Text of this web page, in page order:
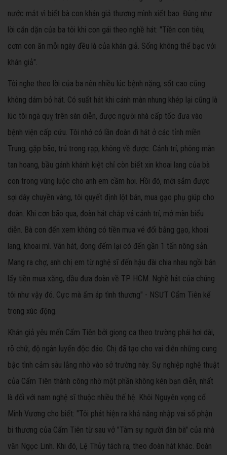
nước mắt vì biết bà con khán giả thương mình xiết bao. Đúng như
lời căn dặn của ba tôi khi con gái theo nghề hát: "Tiền con tiêu,
cơm con ăn mỗi ngày đều là của khán giả. Sống không thể bạc với
khán giả".
Tôi nghe theo lời của ba nên nhiều lúc bệnh nặng, sốt cao cũng
không dám bỏ hát. Có suất hát khi cánh màn nhung khép lại cũng là
lúc tôi ngã quỵ trên sàn diễn, được người nhà cấp tốc đưa vào
bệnh viện cấp cứu. Tôi nhớ có lần đoàn đi hát ở các tỉnh miền
Trung, gặp bão, trú trong rạp, không về được. Cảnh trí, phông màn
tan hoang, bầu gánh khánh kiệt chỉ còn biết xin khoai lang của bà
con trong vùng luộc cho anh em cầm hơi. Hồi đó, mới sắm được
sợi dây chuyền vàng, tôi quyết định lột bán, mua gạo phụ giúp cho
đoàn. Khi cơn bão qua, đoàn hát chắp vá cảnh trí, mở màn biểu
diễn. Bà con đến xem không có tiền mua vé đổi bằng gạo, khoai
lang, khoai mì. Vãn hát, đong đếm lại có đến gần 1 tấn nông sản.
Mang ra chợ, anh chị em từ nghệ sĩ đến hậu đài chia nhau ngồi bán
lấy tiền mua xăng, dầu đưa đoàn về TP HCM. Nghề hát của chúng
tôi như vậy đó. Cực mà ấm áp tình thương" - NSƯT Cẩm Tiên kể
trong xúc động.
Khán giả yêu mến Cẩm Tiên bởi giọng ca theo trường phái hơi dài,
rõ chữ, độ ngân luyến độc đáo. Chị đã tạo cho vai diễn những cung
bậc tình cảm sâu lắng nhờ vào sở trường này. Sự nghiệp nghệ thuật
của Cẩm Tiên thành công nhờ một phần không kén bạn diễn, nhất
là đối với nam nghệ sĩ thuộc nhiều thế hệ. Khôi Nguyên vọng cổ
Minh Vương cho biết: "Tôi phát hiện ra khả năng nhập vai số phận
bi thương của Cẩm Tiên từ sau vở "Tâm sự người đàn bà" của nhà
văn Ngọc Linh. Khi đó, Lệ Thủy tách ra, theo đoàn hát khác. Đoàn